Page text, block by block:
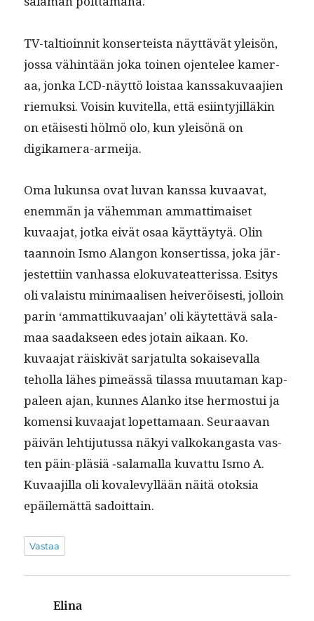
TV-tal­tioin­nit kon­serteista näyt­tävät yleisön,
jos­sa vähin­tään joka toinen ojen­telee kam­er­
aa, jon­ka LCD-näyt­tö lois­taa kanssaku­vaa­jien
riemuk­si. Voisin kuvitel­la, että esi­in­tyjil­läkin
on etäis­es­ti hölmö olo, kun yleisönä on
digikamera-armeija.
Oma lukun­sa ovat luvan kanssa kuvaa­vat,
enem­män ja vähem­man ammat­ti­maiset
kuvaa­jat, jot­ka eivät osaa käyt­täy­tyä. Olin
taan­noin Ismo Alan­gon kon­ser­tis­sa, joka jär­
jestet­ti­in van­has­sa eloku­vateat­teris­sa. Esi­tys
oli valais­tu min­i­maalisen heiveröis­es­ti, jol­loin
parin ‘ammat­tiku­vaa­jan’ oli käytet­tävä sala­
maa saadak­seen edes jotain aikaan. Ko.
kuvaa­jat räiskivät sar­jat­ul­ta sokai­se­val­la
tehol­la läh­es pimeässä tilas­sa muu­ta­man kap­
paleen ajan, kunnes Alanko itse her­mos­tui ja
komen­si kuvaa­jat lopet­ta­maan. Seu­raa­van
päivän lehti­ju­tus­sa näkyi valkokan­gas­ta vas­
ten päin-pläsiä ‑sala­mal­la kuvat­tu Ismo A.
Kuvaa­jil­la oli kovalevyl­lään näitä otok­sia
epäilemät­tä sadoittain.
Vastaa
Elina